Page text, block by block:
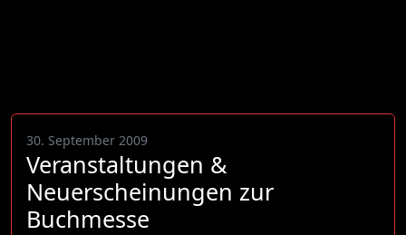
30. September 2009
Veranstaltungen &
Neuerscheinungen zur
Buchmesse